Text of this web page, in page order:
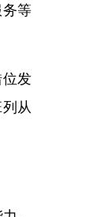
等
发
从